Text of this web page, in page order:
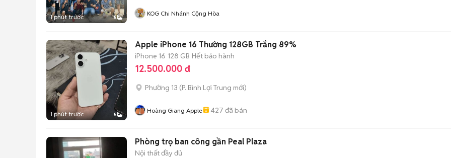
1 phút trước 5 KOG Chi Nhánh Cộng Hòa
1 phút trước 5
Apple iPhone 16 Thường 128GB Trắng 89%
iPhone 16 128 GB Hết bảo hành
12.500.000 đ
Phường 13 (P. Bình Lợi Trung mới)
Hoàng Giang Apple 427 đã bán
Phòng trọ ban công gần Peal Plaza
Nội thất đầy đủ